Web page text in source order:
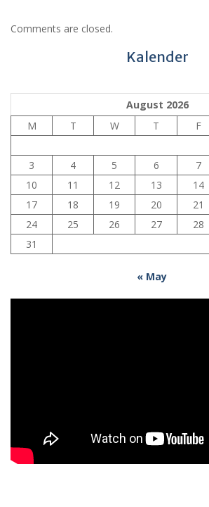
Comments are closed.
Kalender
August 2026
M
T W T F
3
4 5 6 7
10
11 12 13 14
17
18 19 20 21
24
25 26 27 28
31
« May